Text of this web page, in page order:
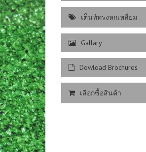
เต็นท์ทรงหกเหลี่ยม
Gallary
Dowload Brochures
เลือกซื้อสินค้า